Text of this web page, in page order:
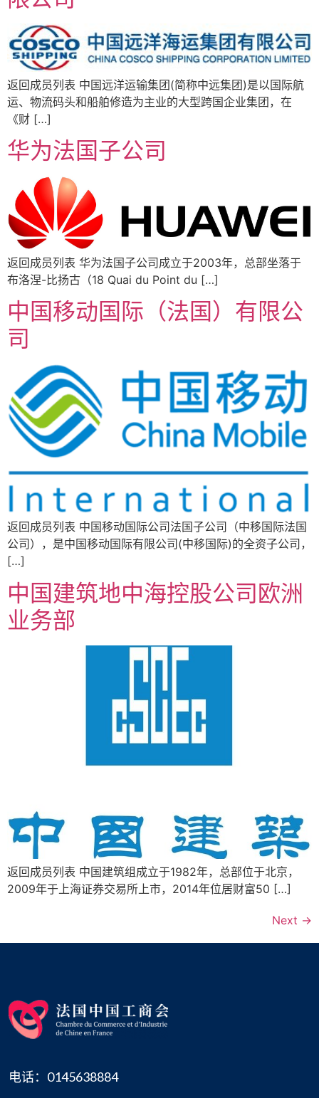
返回成员列表 中国远洋运输集团(简称中远集团)是以国际航
运、物流码头和船舶修造为主业的大型跨国企业集团，在
《财 […]
华为法国子公司
返回成员列表 华为法国子公司成立于2003年，总部坐落于
布洛涅-比扬古（18 Quai du Point du […]
中国移动国际（法国）有限公
司
返回成员列表 中国移动国际公司法国子公司（中移国际法国
公司），是中国移动国际有限公司(中移国际)的全资子公司，
[…]
中国建筑地中海控股公司欧洲
业务部
返回成员列表 中国建筑组成立于1982年，总部位于北京，
2009年于上海证券交易所上市，2014年位居财富50 […]
Next →
电话：0145638884